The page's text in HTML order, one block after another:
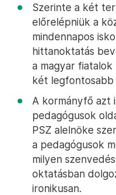
Szerinte a két
előrelépniük a
mindennapos
hittanoktatás
a magyar fiatalok
két legfontosabb
A kormányfő azt
pedagógusok
PSZ alelnöke
a pedagógusok
milyen
oktatásban
ironikusan.